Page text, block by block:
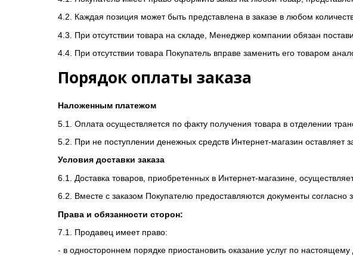
4.2. Каждая позиция может быть представлена в заказе в любом
4.3. При отсутствии товара на складе, Менеджер компании обязан
4.4. При отсутствии товара Покупатель вправе заменить его товаром
Порядок оплаты заказа
Наложенным платежом
5.1. Оплата осуществляется по факту получения товара в отделении
5.2. При не поступлении денежных средств Интернет-магазин оставляет
Условия доставки заказа
6.1. Доставка товаров, приобретенных в Интернет-магазине,
6.2. Вместе с заказом Покупателю предоставляются документы согласно
Права и обязанности сторон:
7.1. Продавец имеет право:
- в одностороннем порядке приостановить оказание услуг по